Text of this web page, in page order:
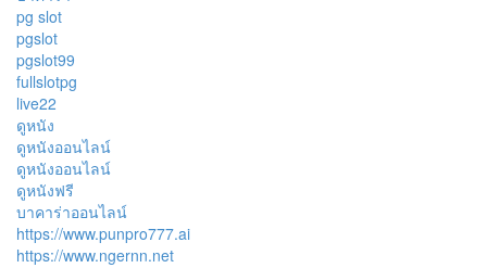
pg slot
pgslot
pgslot99
fullslotpg
live22
ดูหนัง
ดูหนังออนไลน์
ดูหนังออนไลน์
ดูหนังฟรี
บาคาร่าออนไลน์
https://www.punpro777.ai
https://www.ngernn.net